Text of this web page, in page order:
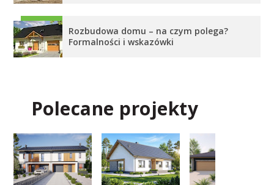
Rozbudowa domu – na czym polega?
Formalności i wskazówki
Polecane projekty